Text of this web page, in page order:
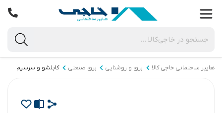
هایپر ساختمانی خاجی‌ کالا برق و روشنایی برق صنعتی کابلشو و سرسیم